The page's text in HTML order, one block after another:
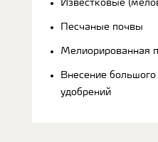
Известковые
Песчаные почвы
Мелиорированная
Внесение
удобрений